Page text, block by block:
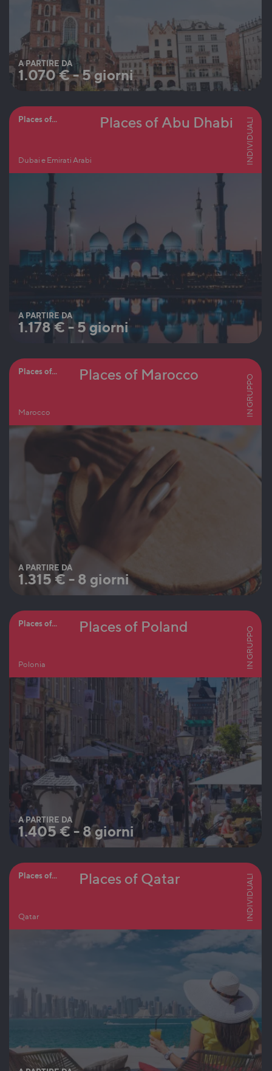
A PARTIRE DA
1.070€-5 giorni
Places of...
Dubai e Emirati Arabi
Places of Abu Dhabi INDIVIDUALI
A PARTIRE DA
1.178€ -5 giorni
Places of...
Marocco
Places of Marocco IN GRUPPO
A PARTIRE DA
1.315 € - 8 giorni
Places of...
Polonia
Places of Poland IN GRUPPO
A PARTIRE DA
1.405€ - 8 giorni
Places of...
Qatar
Places of Qatar INDIVIDUALI